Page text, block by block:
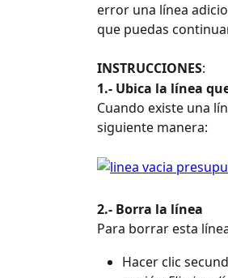
error una línea
que puedas
INSTRUCCIONES:
1.- Ubica la línea
Cuando existe una
siguiente manera:
2.- Borra la línea
Para borrar esta
Hacer clic